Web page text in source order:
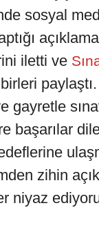
sosyal
iletti ve
paylaştı.
gayretle
başarılar
zihin
niyaz